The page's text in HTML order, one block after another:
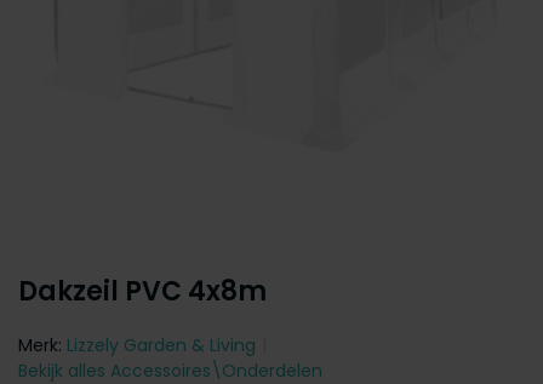
Dakzeil PVC 4x8m
Merk: Lizzely Garden & Living
Bekijk alles Accessoires\Onderdelen